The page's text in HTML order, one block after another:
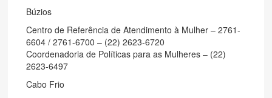
Búzios
Centro de Referência de Atendimento à Mulher – 2761-
6604 / 2761-6700 – (22) 2623-6720
Coordenadoria de Políticas para as Mulheres – (22)
2623-6497
Cabo Frio